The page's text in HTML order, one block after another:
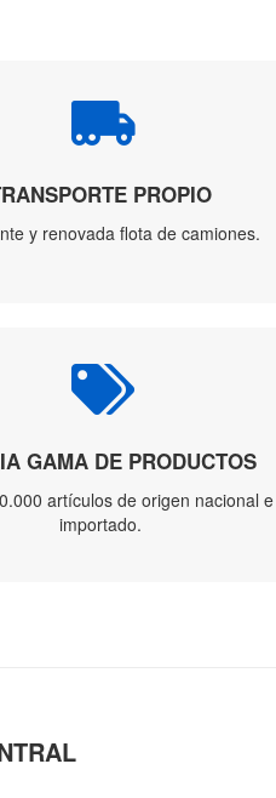
PROPIO
y renovada flota de camiones.
GAMA DE PRODUCTOS
artículos de origen nacional e
importado.